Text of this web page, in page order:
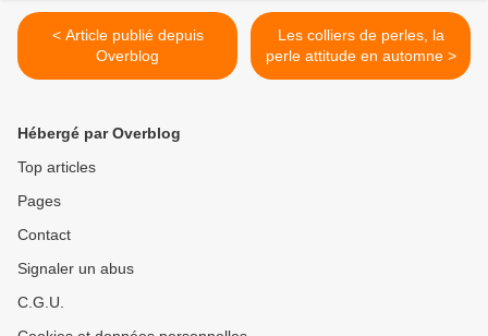
< Article publié depuis
Overblog
Les colliers de perles, la
perle attitude en automne >
Hébergé par Overblog
Top articles
Pages
Contact
Signaler un abus
C.G.U.